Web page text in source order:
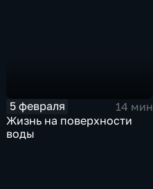
5 февраля
14 мин
Жизнь на поверхности
воды